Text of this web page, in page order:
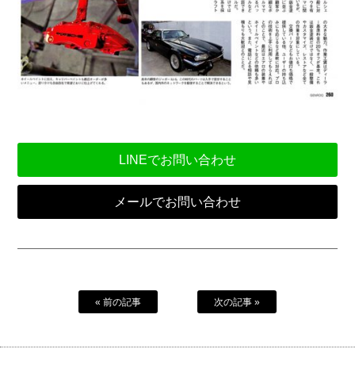
LINEでお問い合わせ
メールでお問い合わせ
« 前の記事 次の記事 »